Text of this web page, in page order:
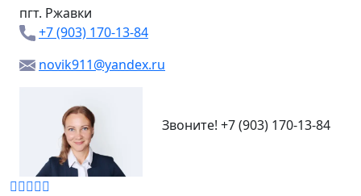
пгт. Ржавки
+7 (903) 170-13-84
novik911@yandex.ru
Звоните! +7 (903) 170-13-84